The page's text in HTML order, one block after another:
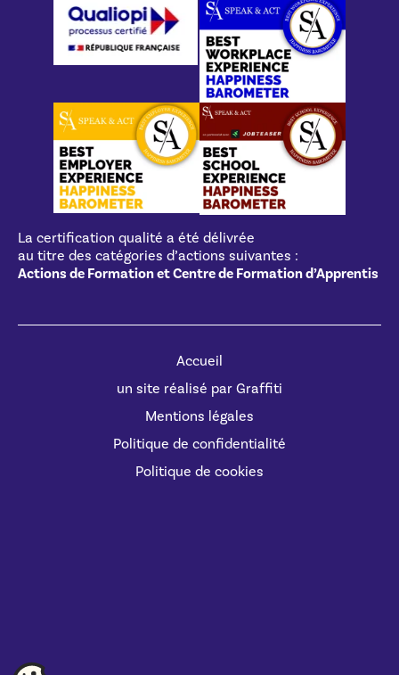
La certification qualité a été délivrée
au titre des catégories d’actions suivantes :
Actions de Formation et Centre de Formation d’Apprentis
Accueil
un site réalisé par Graffiti
Mentions légales
Politique de confidentialité
Politique de cookies